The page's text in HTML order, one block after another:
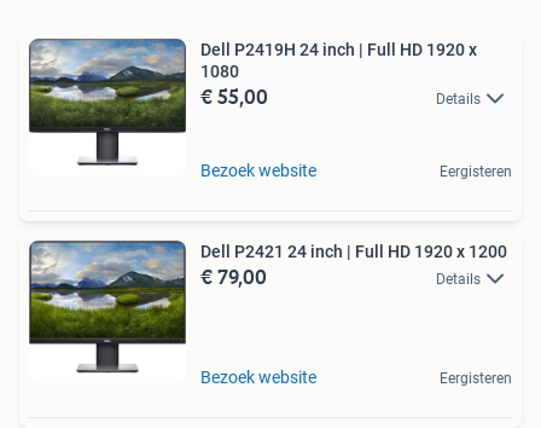
Dell P2419H 24 inch | Full HD 1920 x
1080
€ 55,00 Details
Bezoek website Eergisteren
Dell P2421 24 inch | Full HD 1920 x 1200
€ 79,00 Details
Bezoek website Eergisteren